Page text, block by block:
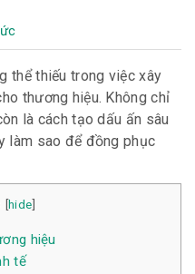
thể thiếu trong việc xây
thương hiệu. Không chỉ
là cách tạo dấu ấn sâu
làm sao để đồng phục
[hide]
hiệu
tế